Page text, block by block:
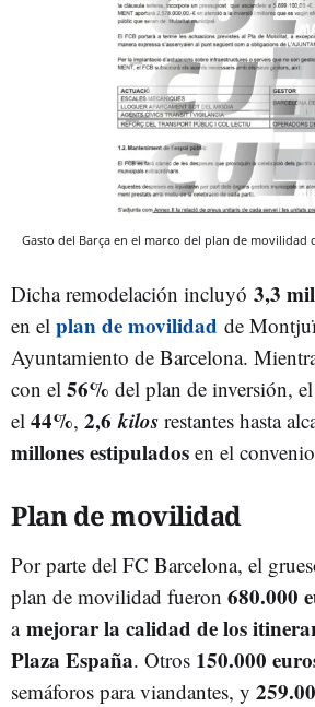
Gasto del Barça en el marco del plan de movilidad
Dicha remodelación incluyó 3,3
en el plan de movilidad de
Ayuntamiento de Barcelona.
con el 56% del plan de inversión,
el 44%, 2,6kilos restantes hasta
millones estipulados en el
Plan de movilidad
Por parte del FC Barcelona, el
plan de movilidad fueron 680.000
a mejorar la calidad de los
Plaza España. Otros 150.000
semáforos para viandantes, y